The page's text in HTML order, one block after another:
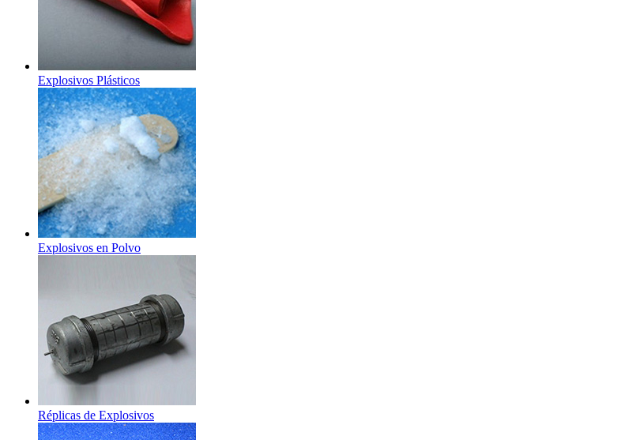
Explosivos Plásticos
Explosivos en Polvo
Réplicas de Explosivos